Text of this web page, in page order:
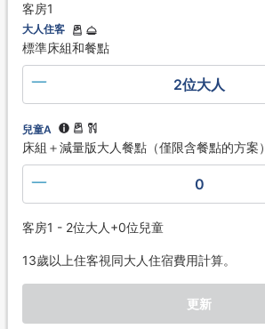
客房1
大人住客
標準床組和餐點
2位大人
兒童A
床組＋減量版大人餐點（僅限含餐點的方案）
0
客房1 - 2位大人+0位兒童
13歲以上住客視同大人住宿費用計算。
更新